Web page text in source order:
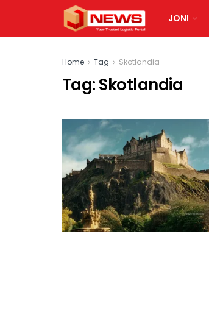
JONI
Home Tag Skotlandia
Tag:Skotlandia